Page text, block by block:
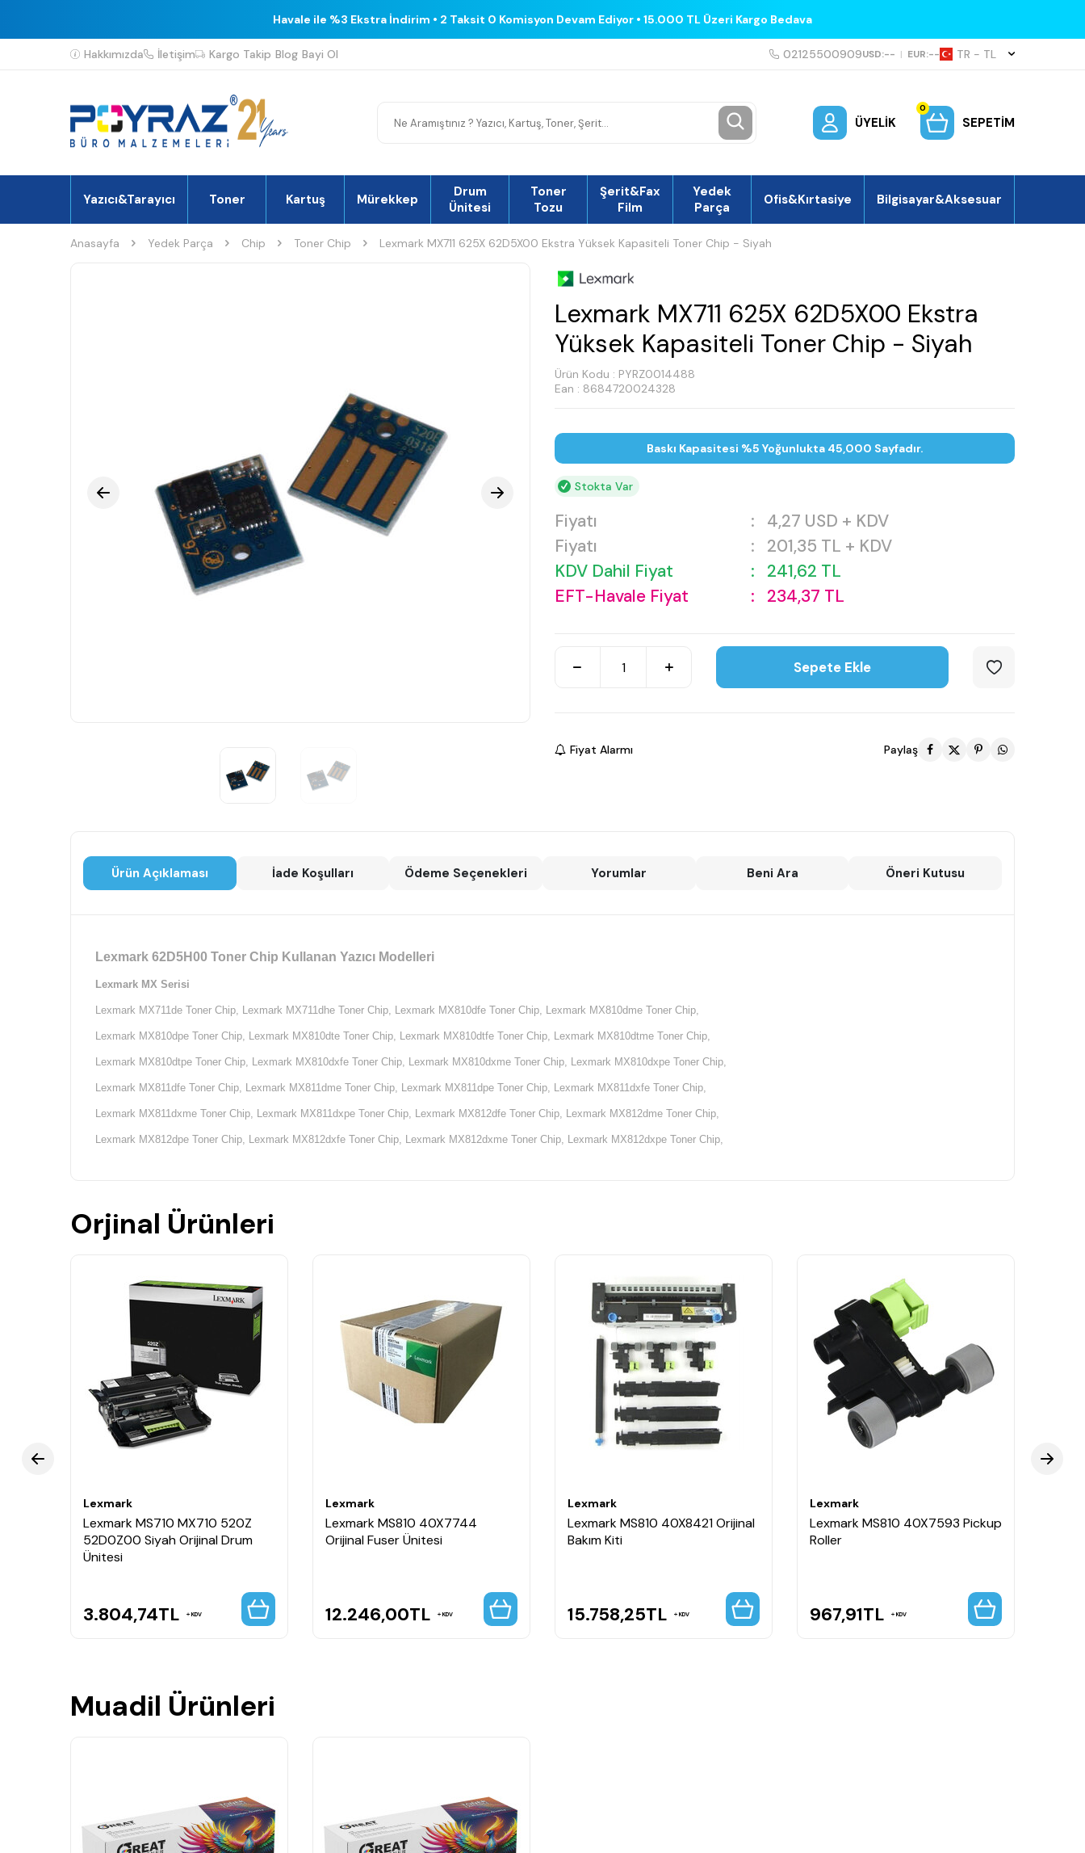
Havale ile %3 Ekstra İndirim • 2 Taksit 0 Komisyon Devam Ediyor • 15.000 TL Üzeri Kargo Bedava
Hakkımızda İletişim Kargo Takip Blog Bayi Ol 02125500909USD:-- | EUR:-- TR − TL
ÜYELIK
0
SEPETIM
Yazıcı&Tarayıcı Toner Kartuş Mürekkep
Drum
Ünitesi
Toner
Tozu
Şerit&Fax
Film
Yedek
Parça
Ofis&Kırtasiye Bilgisayar&Aksesuar
Anasayfa Yedek Parça Chip Toner Chip Lexmark MX711 625X 62D5X00 Ekstra Yüksek Kapasiteli Toner Chip - Siyah
Lexmark MX711 625X 62D5X00 Ekstra
Yüksek Kapasiteli Toner Chip - Siyah
Ürün Kodu : PYRZ0014488
Ean : 8684720024328
Baskı Kapasitesi %5 Yoğunlukta 45,000 Sayfadır.
Stokta Var
Fiyatı : 4,27 USD + KDV
Fiyatı
: 201,35 TL + KDV
KDV Dahil Fiyat
: 241,62 TL
EFT-Havale Fiyat
: 234,37 TL
Sepete Ekle
Fiyat Alarmı Paylaş
Ürün Açıklaması İade Koşulları Ödeme Seçenekleri Yorumlar Beni Ara Öneri Kutusu
Lexmark 62D5H00 Toner Chip Kullanan Yazıcı Modelleri
Lexmark MX Serisi
Lexmark MX711de Toner Chip, Lexmark MX711dhe Toner Chip, Lexmark MX810dfe Toner Chip, Lexmark MX810dme Toner Chip,
Lexmark MX810dpe Toner Chip, Lexmark MX810dte Toner Chip, Lexmark MX810dtfe Toner Chip, Lexmark MX810dtme Toner Chip,
Lexmark MX810dtpe Toner Chip, Lexmark MX810dxfe Toner Chip, Lexmark MX810dxme Toner Chip, Lexmark MX810dxpe Toner Chip,
Lexmark MX811dfe Toner Chip, Lexmark MX811dme Toner Chip, Lexmark MX811dpe Toner Chip, Lexmark MX811dxfe Toner Chip,
Lexmark MX811dxme Toner Chip, Lexmark MX811dxpe Toner Chip, Lexmark MX812dfe Toner Chip, Lexmark MX812dme Toner Chip,
Lexmark MX812dpe Toner Chip, Lexmark MX812dxfe Toner Chip, Lexmark MX812dxme Toner Chip, Lexmark MX812dxpe Toner Chip,
Orjinal Ürünleri
Lexmark
Lexmark MS710 MX710 520Z
52D0Z00 Siyah Orijinal Drum
Ünitesi
3.804,74TL KDV
Lexmark
Lexmark MS810 40X7744
Orijinal Fuser Ünitesi
12.246,00TL KDV
Lexmark
Lexmark MS810 40X8421 Orijinal
Bakım Kiti
15.758,25TL KDV
Lexmark
Lexmark MS810 40X7593 Pickup
Roller
967,91TL KDV
Muadil Ürünleri